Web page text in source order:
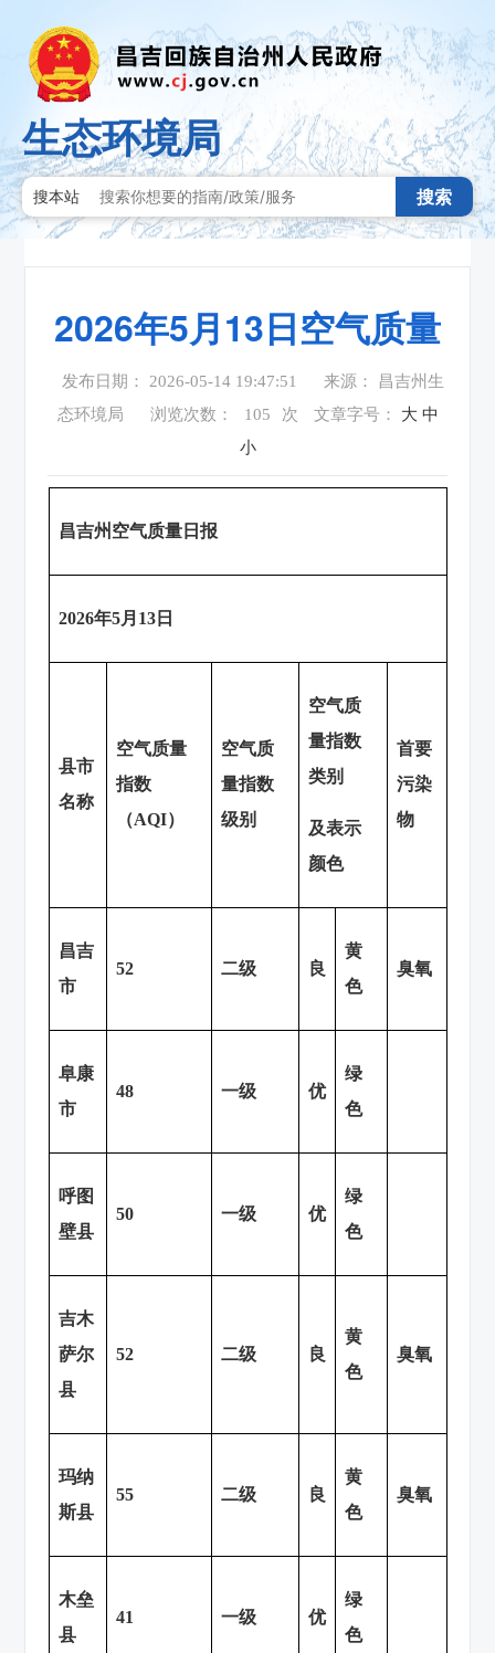
生态环境局
搜本站 搜索
2026年5月13日空气质量
发布日期： 2026-05-14 19:47:51
来源： 昌吉州生
态环境局
浏览次数： 105 次 文章字号： 大 中
小
昌吉州空气质量日报
2026年5月 13日
县市
名称
空气质量
指数
（AQI）
空气质
量指数
级别
空气质
量指数
类别
及表示
颜色
首要
污染
物
昌吉
市
52 二级 良
黄
色
臭氧
阜康
市
48 一级 优
绿
色
呼图
壁县
50 一级 优
绿
色
吉木
萨尔
县
52 二级 良
黄
色
臭氧
玛纳
斯县
55 二级 良
黄
色
臭氧
木垒
县
41 一级 优
绿
色